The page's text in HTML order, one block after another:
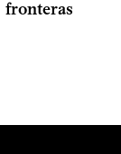
fronteras